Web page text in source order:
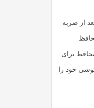
از ضربه
برای
خود را